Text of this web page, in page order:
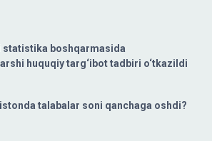
statistika boshqarmasida
huquqiy targ‘ibot tadbiri o‘tkazildi
talabalar soni qanchaga oshdi?